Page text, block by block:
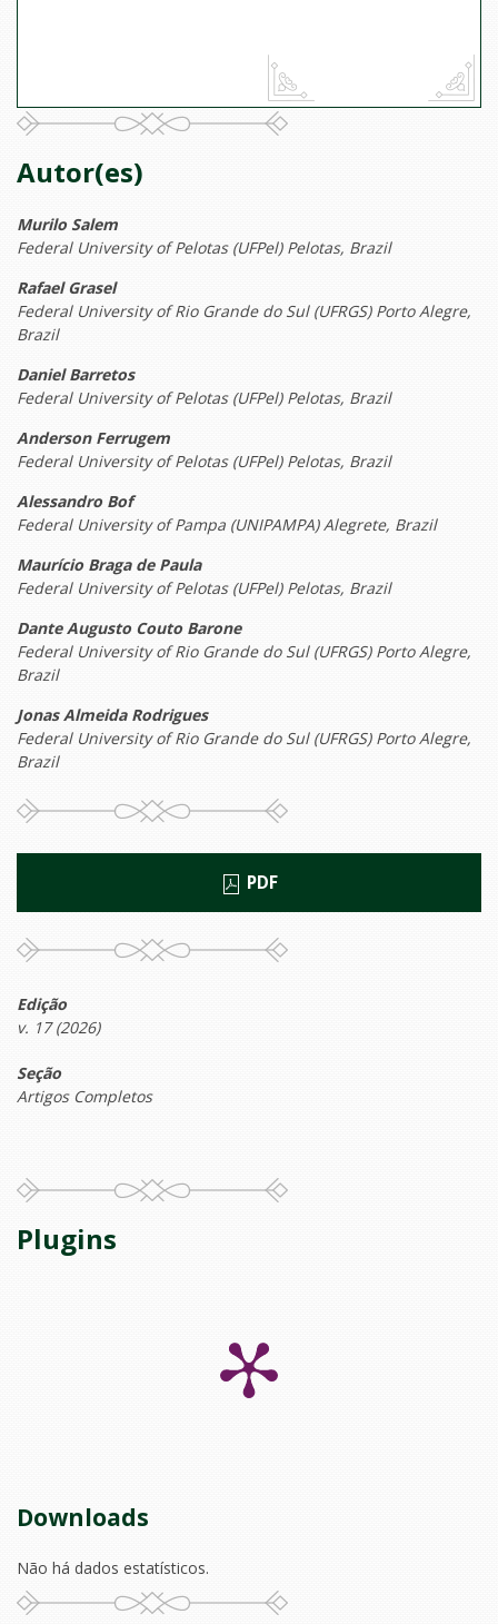
Autor(es)
Murilo Salem
Federal University of Pelotas (UFPel) Pelotas, Brazil
Rafael Grasel
Federal University of Rio Grande do Sul (UFRGS) Porto Alegre,
Brazil
Daniel Barretos
Federal University of Pelotas (UFPel) Pelotas, Brazil
Anderson Ferrugem
Federal University of Pelotas (UFPel) Pelotas, Brazil
Alessandro Bof
Federal University of Pampa (UNIPAMPA) Alegrete, Brazil
Maurício Braga de Paula
Federal University of Pelotas (UFPel) Pelotas, Brazil
Dante Augusto Couto Barone
Federal University of Rio Grande do Sul (UFRGS) Porto Alegre,
Brazil
Jonas Almeida Rodrigues
Federal University of Rio Grande do Sul (UFRGS) Porto Alegre,
Brazil
PDF
Edição
v. 17 (2026)
Seção
Artigos Completos
Plugins
Downloads
Não há dados estatísticos.